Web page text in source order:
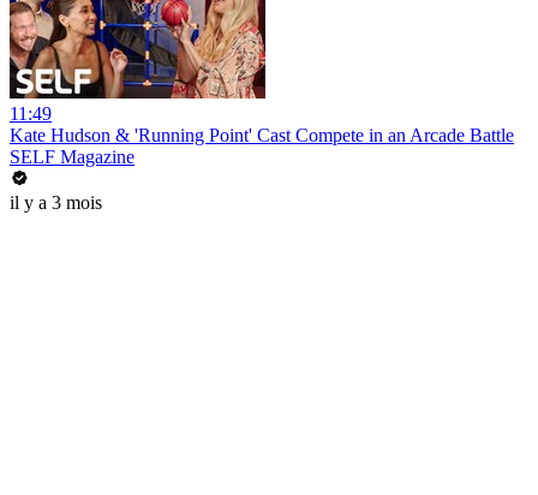
11:49
Kate Hudson & 'Running Point' Cast Compete in an Arcade Battle
SELF Magazine
il y a 3 mois